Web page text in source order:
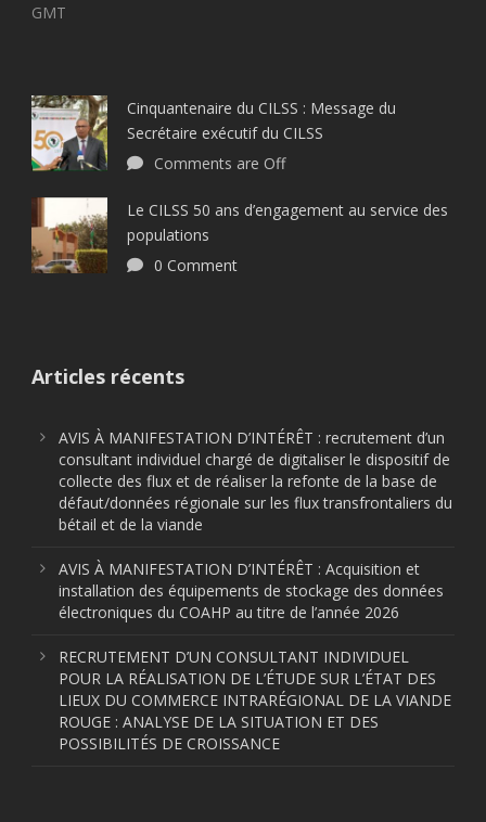
GMT
Cinquantenaire du CILSS : Message du
Secrétaire exécutif du CILSS
Comments are Off
Le CILSS 50 ans d’engagement au service des
populations
0 Comment
Articles récents
AVIS À MANIFESTATION D’INTÉRÊT : recrutement d’un
consultant individuel chargé de digitaliser le dispositif de
collecte des flux et de réaliser la refonte de la base de
défaut/données régionale sur les flux transfrontaliers du
bétail et de la viande
AVIS À MANIFESTATION D’INTÉRÊT : Acquisition et
installation des équipements de stockage des données
électroniques du COAHP au titre de l’année 2026
RECRUTEMENT D’UN CONSULTANT INDIVIDUEL
POUR LA RÉALISATION DE L’ÉTUDE SUR L’ÉTAT DES
LIEUX DU COMMERCE INTRARÉGIONAL DE LA VIANDE
ROUGE : ANALYSE DE LA SITUATION ET DES
POSSIBILITÉS DE CROISSANCE